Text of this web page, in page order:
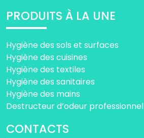
PRODUITS À LA UNE
Hygiène des sols et surfaces
Hygiène des cuisines
Hygiène des textiles
Hygiène des sanitaires
Hygiène des mains
Destructeur d’odeur professionnel
CONTACTS